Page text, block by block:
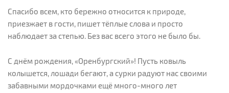
Спасибо всем, кто бережно относится к природе,
приезжает в гости, пишет тёплые слова и просто
наблюдает за степью. Без вас всего этого не было бы.
С днём рождения, «Оренбургский»! Пусть ковыль
колышется, лошади бегают, а сурки радуют нас своими
забавными мордочками ещё много-много лет